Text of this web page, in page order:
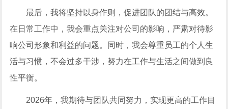
最后，我将坚持以身作则，促进团队的团结与高效。
在日常工作中，我会重点关注对公司的影响，严肃对待影
响公司形象和利益的问题。同时，我会尊重员工的个人生
活与习惯，不会过多干涉，努力在工作与生活之间做到良
性平衡。
2026年，我期待与团队共同努力，实现更高的工作目